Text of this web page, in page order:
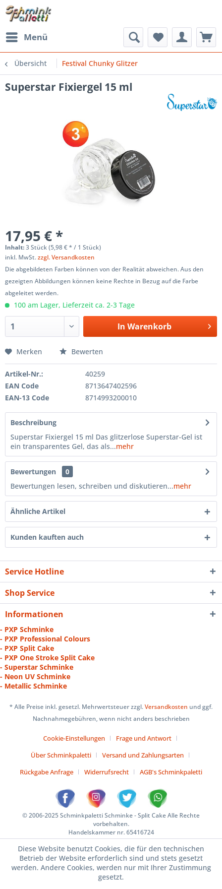
Menü
Übersicht Festival Chunky Glitzer
Superstar Fixiergel 15 ml
17,95 € *
Inhalt:3 Stück (5,98 € * / 1 Stück)
inkl. MwSt.zzgl. Versandkosten
Die abgebildeten Farben können von der Realität abweichen. Aus den
gezeigten Abbildungen können keine Rechte in Bezug auf die Farbe
abgeleitet werden.
100 am Lager, Lieferzeit ca. 2-3 Tage
In Warenkorb
Merken Bewerten
Artikel-Nr.:
40259
EAN Code
8713647402596
EAN-13 Code
8714993200010
Beschreibung
Superstar Fixiergel 15 ml Das glitzerlose Superstar-Gel ist
ein transparentes Gel, das als...mehr
Bewertungen
0
Bewertungen lesen, schreiben und diskutieren...mehr
Ähnliche Artikel
Kunden kauften auch
Service Hotline
Shop Service
Informationen
- PXP Schminke
- PXP Professional Colours
- PXP Split Cake
- PXP One Stroke Split Cake
- Superstar Schminke
- Neon UV Schminke
- Metallic Schminke
* Alle Preise inkl. gesetzl. Mehrwertsteuer zzgl.Versandkosten und ggf.
Nachnahmegebühren, wenn nicht anders beschrieben
Cookie-Einstellungen
Frage und Antwort
Über Schminkpaletti
Versand und Zahlungsarten
Rückgabe Anfrage
Widerrufsrecht AGB's Schminkpaletti
© 2006-2025 Schminkpaletti Schminke - Split Cake Alle Rechte
vorbehalten.
Handelskammer nr. 65416724
Diese Website benutzt Cookies, die für den technischen
Betrieb der Website erforderlich sind und stets gesetzt
werden. Andere Cookies, werden nur mit Ihrer Zustimmung
gesetzt.